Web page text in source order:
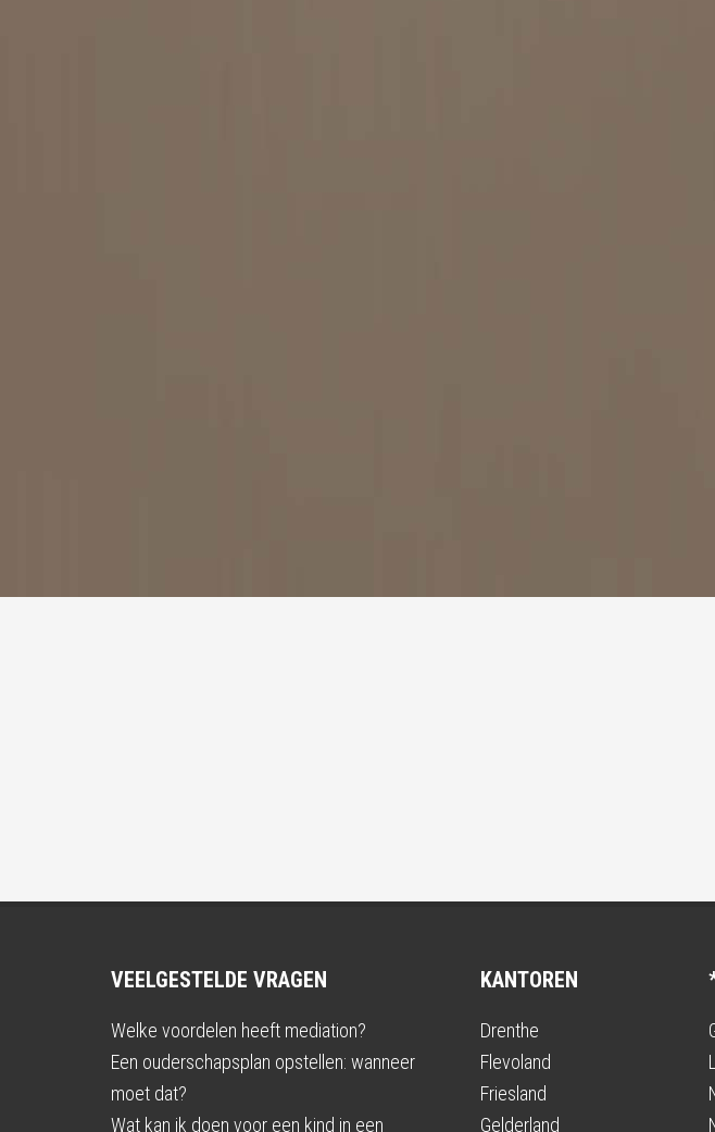
VEELGESTELDE VRAGEN
Welke voordelen heeft mediation?
Een ouderschapsplan opstellen: wanneer
moet dat?
Wat kan ik doen voor een kind in een
KANTOREN
Drenthe
Flevoland
Friesland
Gelderland